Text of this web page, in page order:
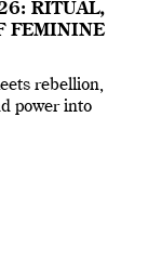
RITUAL,
FEMININE
rebellion,
power into